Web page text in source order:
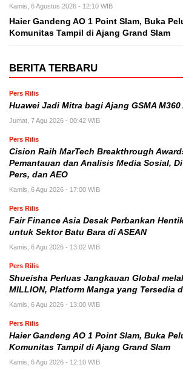
Kamis, 6 Agustus 2026 - 12:10 WIB
Haier Gandeng AO 1 Point Slam, Buka
Komunitas Tampil di Ajang Grand Slam
BERITA TERBARU
Pers Rilis
Huawei Jadi Mitra bagi Ajang GSMA M360
Jumat, 7 Agu 2026 - 00:42 WIB
Pers Rilis
Cision Raih MarTech Breakthrough
Pemantauan dan Analisis Media Sosial,
Pers, dan AEO
Kamis, 6 Agu 2026 - 17:00 WIB
Pers Rilis
Fair Finance Asia Desak Perbankan
untuk Sektor Batu Bara di ASEAN
Kamis, 6 Agu 2026 - 13:02 WIB
Pers Rilis
Shueisha Perluas Jangkauan Global
MILLION, Platform Manga yang Tersedia
Kamis, 6 Agu 2026 - 13:00 WIB
Pers Rilis
Haier Gandeng AO 1 Point Slam, Buka
Komunitas Tampil di Ajang Grand Slam
Kamis, 6 Agu 2026 - 12:10 WIB